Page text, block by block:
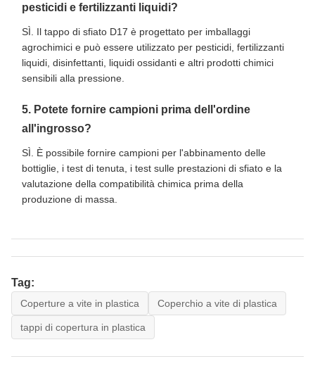
pesticidi e fertilizzanti liquidi?
SÌ. Il tappo di sfiato D17 è progettato per imballaggi
agrochimici e può essere utilizzato per pesticidi, fertilizzanti
liquidi, disinfettanti, liquidi ossidanti e altri prodotti chimici
sensibili alla pressione.
5. Potete fornire campioni prima dell'ordine
all'ingrosso?
SÌ. È possibile fornire campioni per l'abbinamento delle
bottiglie, i test di tenuta, i test sulle prestazioni di sfiato e la
valutazione della compatibilità chimica prima della
produzione di massa.
Tag:
Coperture a vite in plastica Coperchio a vite di plastica
tappi di copertura in plastica